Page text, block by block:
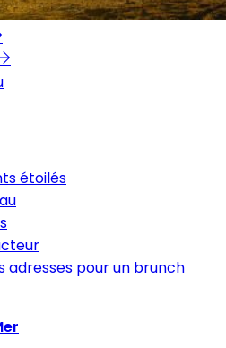
étoilés
adresses pour un brunch